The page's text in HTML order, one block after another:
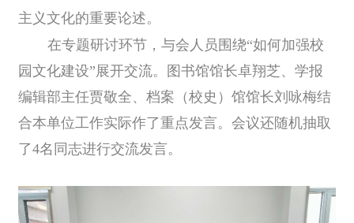
主义文化的重要论述。
在专题研讨环节，与会人员围绕“如何加强校
园文化建设”展开交流。图书馆馆长卓翔芝、学报
编辑部主任贾敬全、档案（校史）馆馆长刘咏梅结
合本单位工作实际作了重点发言。会议还随机抽取
了4名同志进行交流发言。